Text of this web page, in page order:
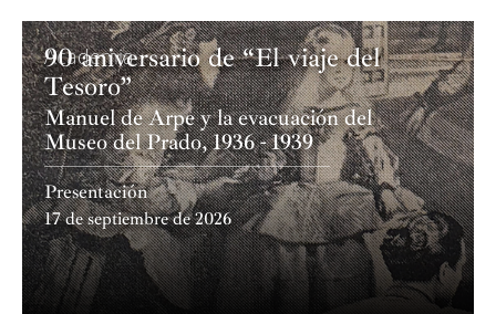
Academia
90 aniversario de “El viaje del
Tesoro”
Manuel de Arpe y la evacuación del
Museo del Prado, 1936 - 1939
Presentación
17 de septiembre de 2026